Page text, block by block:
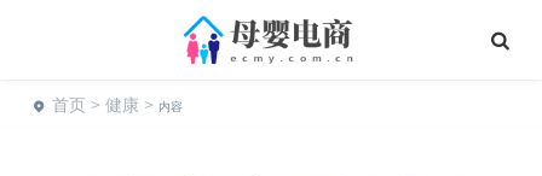
首页 > 健康 > 内容